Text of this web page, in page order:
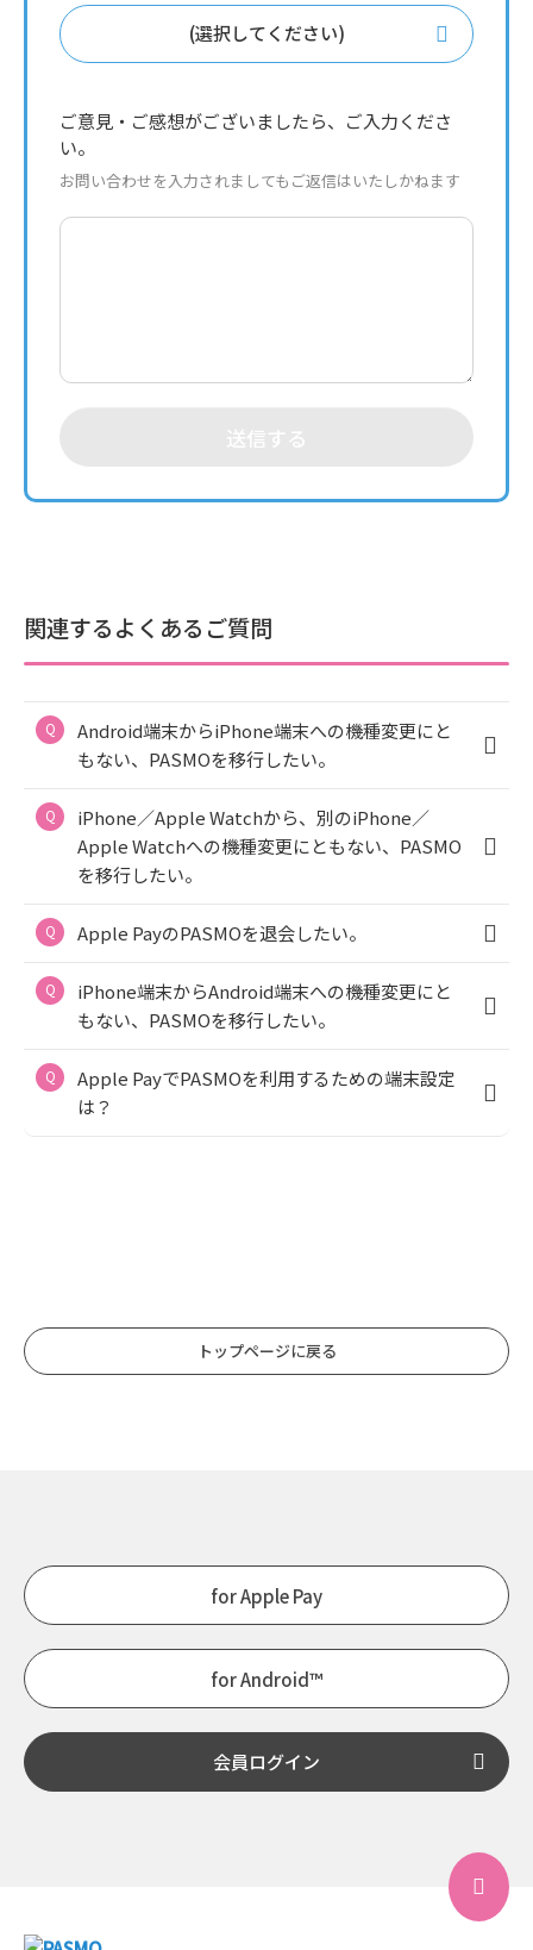
(選択してください)
ご意見・ご感想がございましたら、ご入力くださ
い。
お問い合わせを入力されましてもご返信はいたしかねます
送信する
関連するよくあるご質問
Android端末からiPhone端末への機種変更にと
もない、PASMOを移行したい。
iPhone／Apple Watchから、別のiPhone／
Apple Watchへの機種変更にともない、PASMO
を移行したい。
Apple PayのPASMOを退会したい。
iPhone端末からAndroid端末への機種変更にと
もない、PASMOを移行したい。
Apple PayでPASMOを利用するための端末設定
は？
トップページに戻る
for Apple Pay
for Android™
会員ログイン